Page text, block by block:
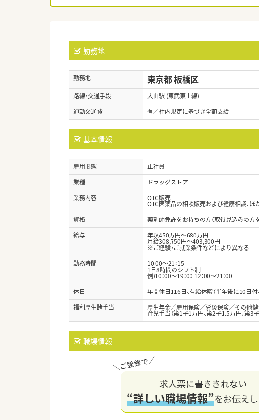
勤務地
勤務地 東京都 板橋区
路線・交通手段
大山駅 (東武東上線)
通勤交通費
有／社内規定に基づき全額支給
基本情報
雇用形態
正社員
業種
ドラッグストア
業務内容
OTC販売
OTC医薬品の相談販売および健康相談、
資格
薬剤師免許をお持ちの方（取得見込みの方
給与
年収450万円～680万円
月給308,750円～403,300円
※ご経験・ご就業条件などにより異なる
勤務時間
10:00～21：15
1日8時間のシフト制
例)10：00～19：00 12：00～21：00
休日
年間休日116日、有給休暇（半年後に10日付
福利厚生諸手当
厚生年金／雇用保険／労災保険／その他
育児手当（第1子1万円、第2子1.5万円、第3
職場情報
求人票に書ききれない
“詳しい職場情報”をお伝えし